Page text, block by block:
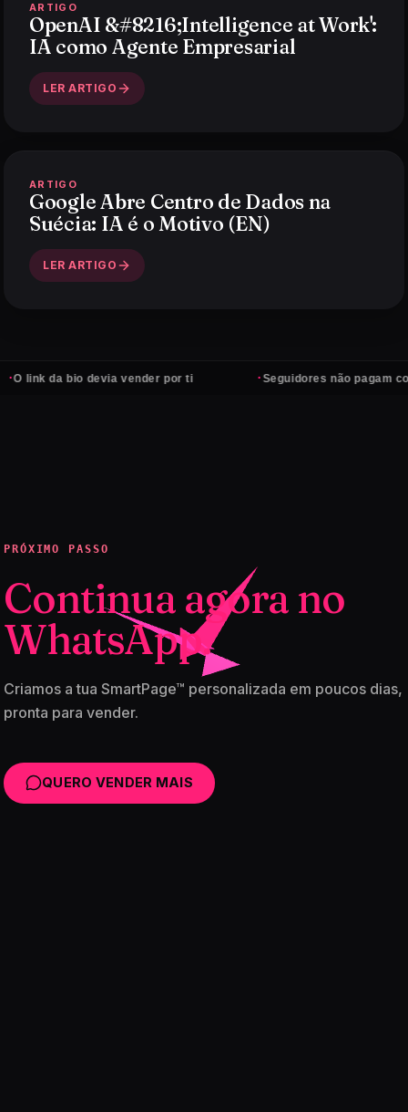
ARTIGO
OpenAI &#8216;Intelligence at Work':
IA como Agente Empresarial
LER ARTIGO
ARTIGO
Google Abre Centro de Dados na
Suécia: IA é o Motivo (EN)
LER ARTIGO
da bio devia vender por ti Seguidores não pagam
PRÓXIMO PASSO
Continua agora no
WhatsApp.
Criamos a tua SmartPage™ personalizada em poucos dias,
pronta para vender.
QUERO VENDER MAIS